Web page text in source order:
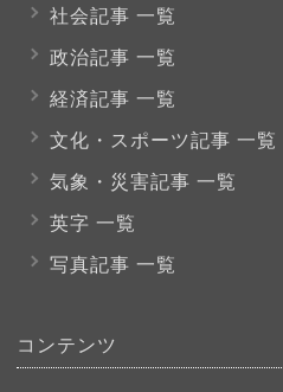
社会記事 一覧
政治記事 一覧
経済記事 一覧
文化・スポーツ記事 一覧
気象・災害記事 一覧
英字 一覧
写真記事 一覧
コンテンツ